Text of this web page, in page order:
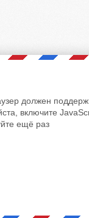
должен
включите
ещё раз